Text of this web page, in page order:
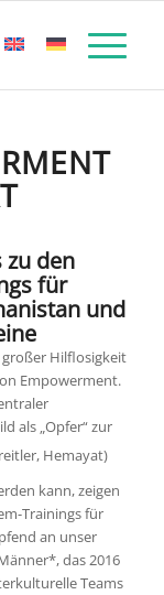
zu den
für
und
Hilflosigkeit
Empowerment.
als „Opfer“ zur
Hemayat)
kann, zeigen
Trainings für
an unser
das 2016
Teams